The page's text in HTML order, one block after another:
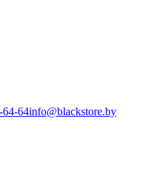
64-64info@blackstore.by